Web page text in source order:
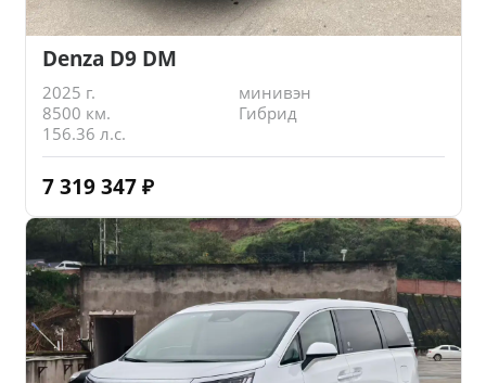
Denza D9 DM
2025 г.
минивэн
8500 км.
Гибрид
156.36 л.с.
7 319 347 ₽